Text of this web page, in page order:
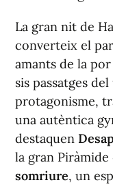
La gran nit de
converteix el
amants de la
sis passatges
protagonisme,
una autèntica
destaquen
la gran Piràmide
somriure, un